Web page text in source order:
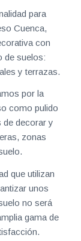
para
Cuenca,
con
de suelos:
y terrazas.
por la
como pulido
de decorar y
zonas
que utilizan
unos
no será
gama de